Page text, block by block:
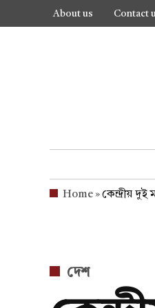
About us Contact
Home»কেন্দ্রীয় দুই
POSTED
দেশ